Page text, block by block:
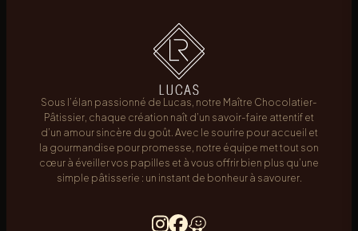
Sous l’élan passionné de Lucas, notre Maître Chocolatier-
Pâtissier, chaque création naît d’un savoir-faire attentif et
d’un amour sincère du goût. Avec le sourire pour accueil et
la gourmandise pour promesse, notre équipe met tout son
cœur à éveiller vos papilles et à vous offrir bien plus qu’une
simple pâtisserie : un instant de bonheur à savourer.